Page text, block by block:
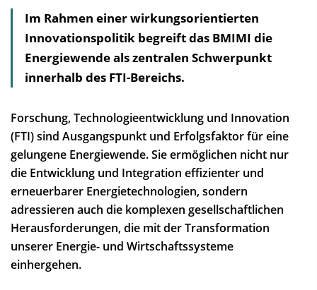
Im Rahmen einer wirkungsorientierten
Innovationspolitik begreift das BMIMI die
Energiewende als zentralen Schwerpunkt
innerhalb des FTI-Bereichs.
Forschung, Technologieentwicklung und Innovation
(FTI) sind Ausgangspunkt und Erfolgsfaktor für eine
gelungene Energiewende. Sie ermöglichen nicht nur
die Entwicklung und Integration effizienter und
erneuerbarer Energietechnologien, sondern
adressieren auch die komplexen gesellschaftlichen
Herausforderungen, die mit der Transformation
unserer Energie- und Wirtschaftssysteme
einhergehen.